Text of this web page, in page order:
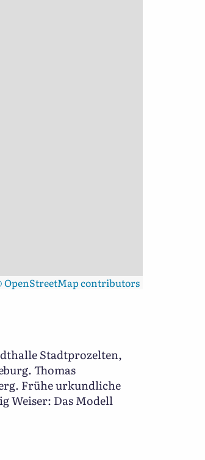
OpenStreetMap contributors
Stadtprozelten,
Thomas
Frühe urkundliche
Weiser: Das Modell